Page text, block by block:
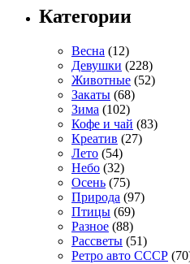
Категории
Весна (12)
Девушки (228)
Животные (52)
Закаты (68)
Зима (102)
Кофе и чай (83)
Креатив (27)
Лето (54)
Небо (32)
Осень (75)
Природа (97)
Птицы (69)
Разное (88)
Рассветы (51)
Ретро авто СССР